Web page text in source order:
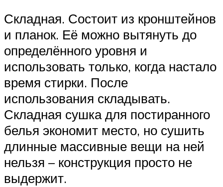
Складная. Состоит из кронштейнов
и планок. Её можно вытянуть до
определённого уровня и
использовать только, когда настало
время стирки. После
использования складывать.
Складная сушка для постиранного
белья экономит место, но сушить
длинные массивные вещи на ней
нельзя – конструкция просто не
выдержит.